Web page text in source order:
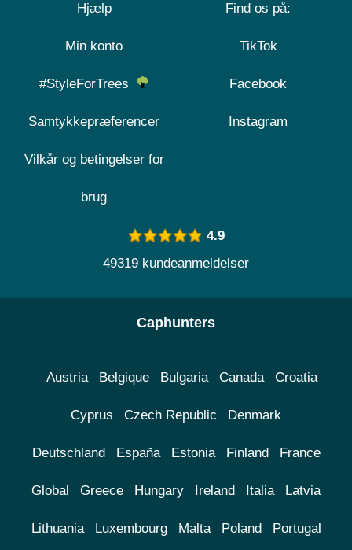
Hjælp
Min konto
#StyleForTrees
Samtykkepræferencer
Vilkår og betingelser for
brug
Find os på:
TikTok
Facebook
Instagram
4.9
49319 kundeanmeldelser
Caphunters
Austria Belgique Bulgaria Canada Croatia
Cyprus Czech Republic Denmark
Deutschland España Estonia Finland France
Global Greece Hungary Ireland Italia Latvia
Lithuania Luxembourg Malta Poland Portugal